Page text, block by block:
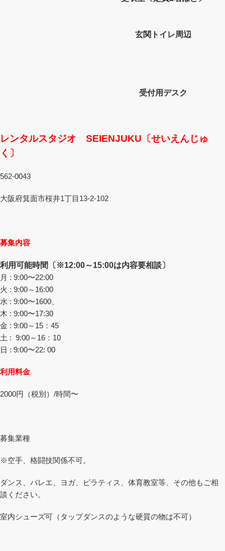
玄関トイレ周辺
受付用デスク
レンタルスタジオ SEIENJUKU〔せいえんじゅ
く〕
562-0043
大阪府箕面市桜井1丁目13-2-102
募集内容
利用可能時間〔※12:00～15:00は内容要相談〕
月 : 9:00〜22:00
火 : 9:00～16:00
水 : 9:00〜1600、
木 : 9:00〜17:30
金 : 9:00～15：45
土 : 9:00～16：10
日 : 9:00〜22: 00
利用料金
2000円（税別）/時間〜
募集業種
※空手、格闘技関係不可。
ダンス、バレエ、ヨガ、ピラティス、体育教室等、その他もご相
談ください。
室内シューズ可（タップダンスのような硬質の物は不可）